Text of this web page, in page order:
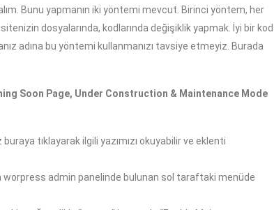
Bunu yapmanın iki yöntemi mevcut. Birinci yöntem, her
dosyalarında, kodlarında değişiklik yapmak. İyi bir kod
adına bu yöntemi kullanmanızı tavsiye etmeyiz. Burada
Soon Page, Under Construction & Maintenance Mode
tıklayarak ilgili yazımızı okuyabilir ve eklenti
admin panelinde bulunan sol taraftaki menüde